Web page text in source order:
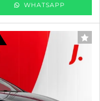
WHATSAPP